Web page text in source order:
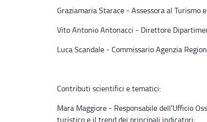
Graziamaria Starace - Assessora al Turismo
Vito Antonio Antonacci - Direttore
Luca Scandale - Commissario Agenzia
Contributi scientifici e tematici:
Mara Maggiore - Responsabile dell’Ufficio
turistico e il trend dei principali indicatori;